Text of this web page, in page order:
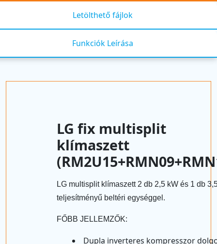
Letölthető fájlok
Funkciók Leírása
LG fix multisplit
klímaszett
LG multisplit klímaszett 2 db 2,5 kW és 1 db
teljesítményű beltéri egységgel.
FŐBB JELLEMZŐK:
Dupla inverteres kompresszor